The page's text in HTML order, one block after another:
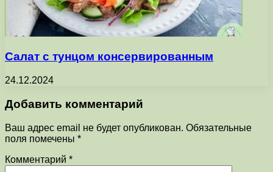
Салат с тунцом консервированным
24.12.2024
Добавить комментарий
Ваш адрес email не будет опубликован. Обязательные
поля помечены *
Комментарий *